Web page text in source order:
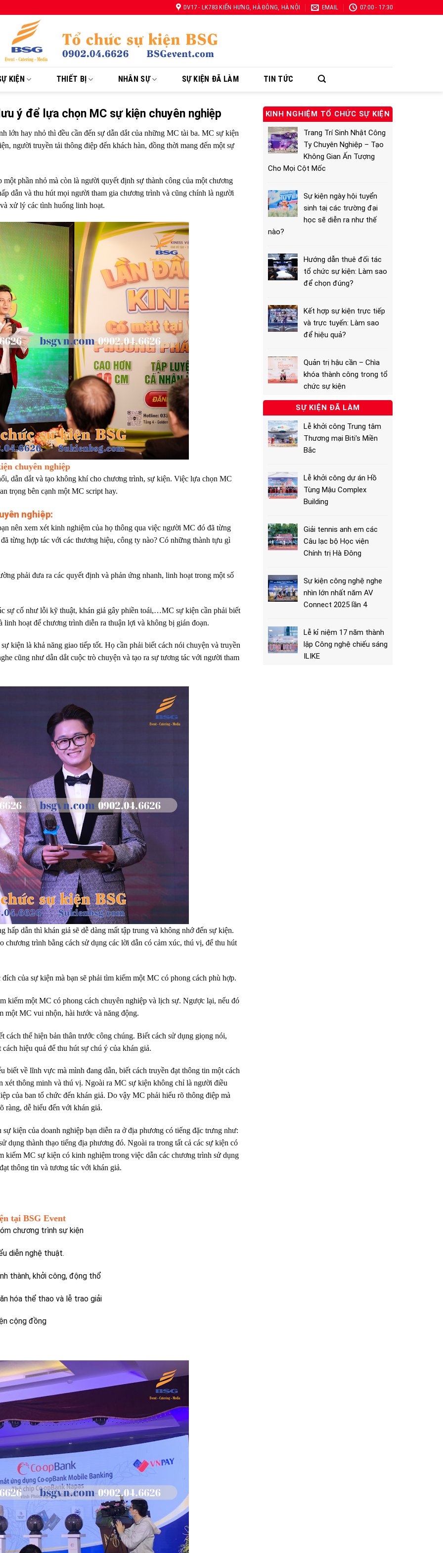
DV17 - LK783 KIẾN HƯNG, HÀ ĐÔNG, HÀ NỘI EMAIL 07:00 - 17:30
KIỆN THIẾT BỊ NHÂN SỰ SỰ KIỆN ĐÃ LÀM TIN TỨC
ý để lựa chọn MC sự kiện chuyên nghiệp
lớn hay nhỏ thì đều cần đến sự dẫn dắt của những MC tài ba. MC sự kiện
người truyền tải thông điệp đến khách hàn, đồng thời mang đến một sự
phần nhỏ mà còn là người quyết định sự thành công của một chương
dẫn và thu hút mọi người tham gia chương trình và cũng chính là người
xử lý các tình huống linh hoạt.
chuyên nghiệp
dẫn dắt và tạo không khí cho chương trình, sự kiện. Việc lựa chọn MC
trọng bên cạnh một MC script hay.
nghiệp:
nên xem xét kinh nghiệm của họ thông qua việc người MC đó đã từng
từng hợp tác với các thương hiệu, công ty nào? Có những thành tựu gì
phải đưa ra các quyết định và phản ứng nhanh, linh hoạt trong một số
sự cố như lỗi kỹ thuật, khán giả gây phiền toái,…MC sự kiện cần phải biết
linh hoạt để chương trình diễn ra thuận lợi và không bị gián đoạn.
kiện là khả năng giao tiếp tốt. Họ cần phải biết cách nói chuyện và truyền
cũng như dẫn dắt cuộc trò chuyện và tạo ra sự tương tác với người tham
hấp dẫn thì khán giả sẽ dễ dàng mất tập trung và không nhớ đến sự kiện.
trình bằng cách sử dụng các lời dẫn có cảm xúc, thú vị, để thu hút
của sự kiện mà bạn sẽ phải tìm kiếm một MC có phong cách phù hợp.
kiếm một MC có phong cách chuyên nghiệp và lịch sự. Ngược lại, nếu đó
một MC vui nhộn, hài hước và năng động.
cách thể hiện bản thân trước công chúng. Biết cách sử dụng giọng nói,
hiệu quả để thu hút sự chú ý của khán giả.
về lĩnh vực mà mình đang dẫn, biết cách truyền đạt thông tin một cách
xét thông minh và thú vị. Ngoài ra MC sự kiện không chỉ là người điều
của ban tổ chức đến khán giả. Do vậy MC phải hiểu rõ thông điệp mà
ràng, dễ hiểu đến với khán giả.
kiện của doanh nghiệp bạn diễn ra ở địa phương có tiếng đặc trưng như:
thành thạo tiếng địa phương đó. Ngoài ra trong tất cả các sự kiện có
kiếm MC sự kiện có kinh nghiệm trong việc dẫn các chương trình sử dụng
thông tin và tương tác với khán giả.
tại BSG Event
chương trình sự kiện
diễn nghệ thuật.
thành, khởi công, động thổ
hóa thể thao và lễ trao giải
cộng đồng
KINH NGHIỆM TỔ CHỨC SỰ KIỆN
Trang Trí Sinh Nhật Công
Ty Chuyên Nghiệp – Tạo
Không Gian Ấn Tượng
Cho Mọi Cột Mốc
Sự kiện ngày hội tuyển
sinh taị các trường đại
học sẽ diễn ra như thế
nào?
Hướng dẫn thuê đối tác
tổ chức sự kiện: Làm sao
để chọn đúng?
Kết hợp sự kiện trực tiếp
và trực tuyến: Làm sao
để hiệu quả?
Quản trị hậu cần – Chìa
khóa thành công trong tổ
chức sự kiện
SỰ KIỆN ĐÃ LÀM
Lễ khởi công Trung tâm
Thương mại Biti's Miền
Bắc
Lễ khởi công dự án Hồ
Tùng Mậu Complex
Building
Giải tennis anh em các
Câu lạc bộ Học viện
Chính trị Hà Đông
Sự kiện công nghệ nghe
nhìn lớn nhất năm AV
Connect 2025 lần 4
Lễ kỉ niệm 17 năm thành
lập Công nghệ chiếu sáng
ILIKE